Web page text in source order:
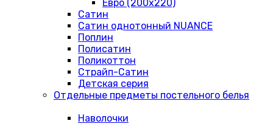
Евро (200х220)
Сатин
Сатин однотонный NUANCE
Поплин
Полисатин
Поликоттон
Страйп-Сатин
Детская серия
Отдельные предметы постельного белья
Наволочки